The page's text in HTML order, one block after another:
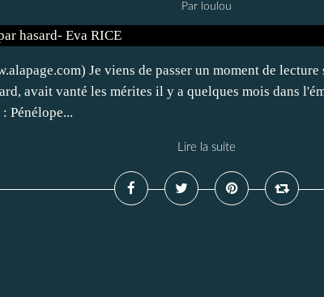
Par loulou
Je viens de passer un moment de
avait vanté les mérites il y a quelques mois dans
Pénélope...
Lire la suite